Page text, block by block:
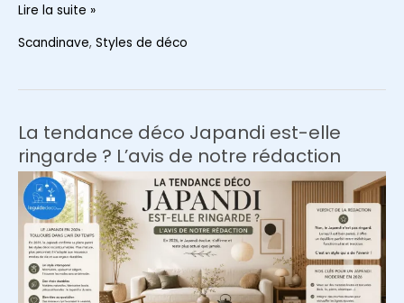
Le
en
2026
?
3
styles
adopter
Lire la suite »
Scandinave, Styles de déco
La tendance déco Japandi est-elle
ringarde ? L’avis de notre rédaction